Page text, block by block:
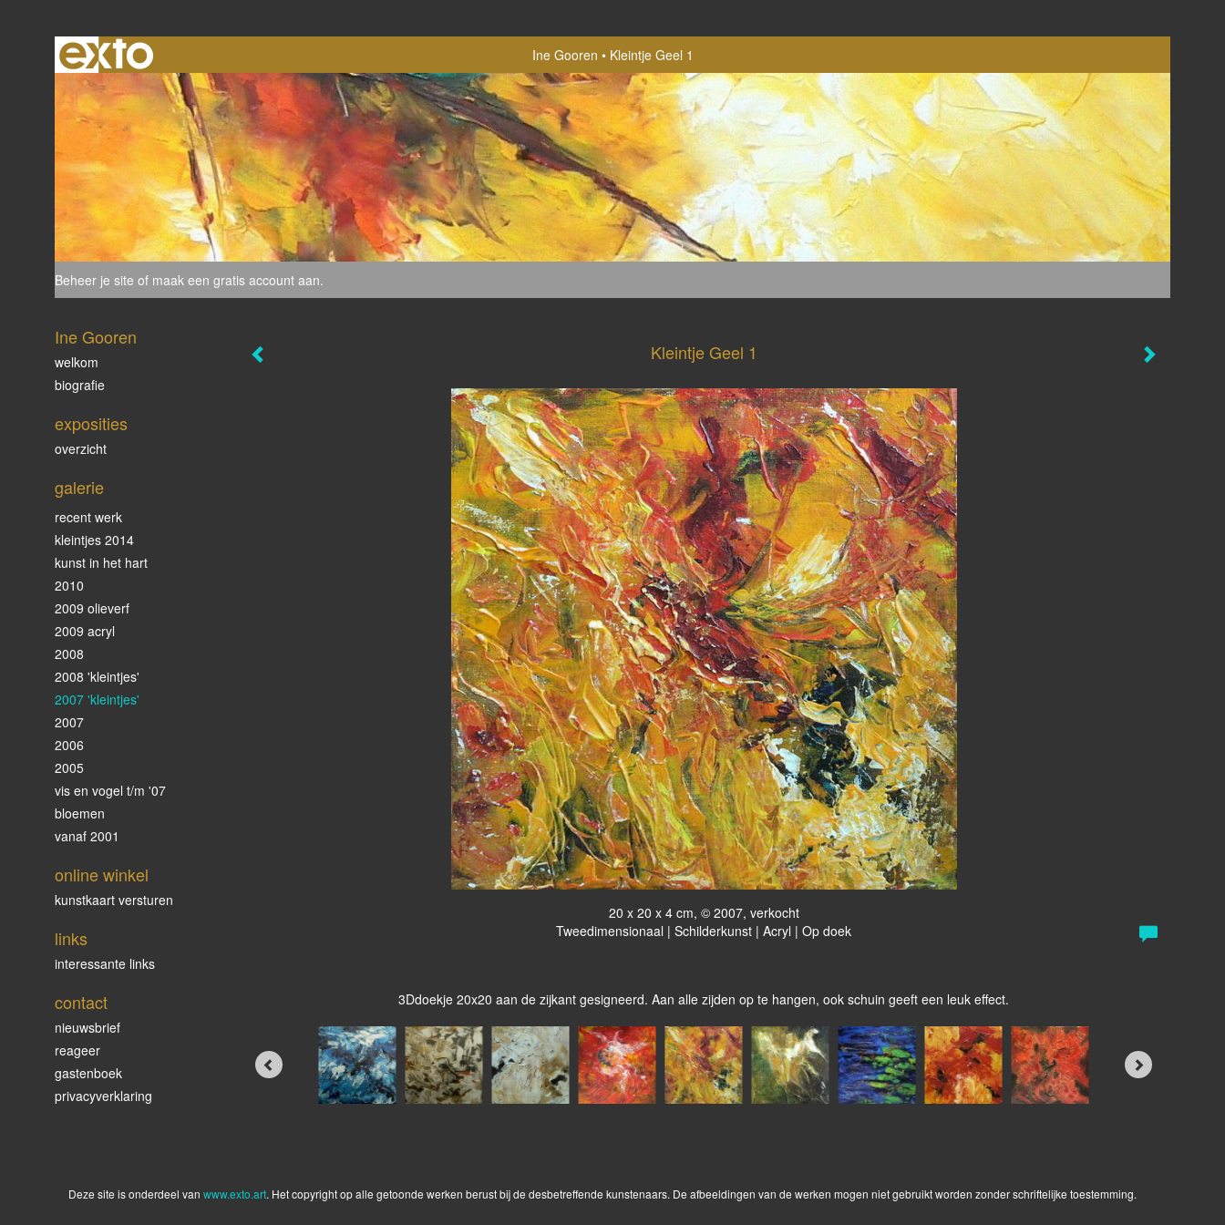
Ine Gooren Kleintje Geel 1
Beheer je site of maak een gratis account aan.
Kleintje Geel 1
20 x 20 x 4 cm, © 2007, verkocht
Tweedimensionaal | Schilderkunst | Acryl | Op doek
3Ddoekje 20x20 aan de zijkant gesigneerd. Aan alle zijden op te hangen, ook schuin geeft een leuk effect.
Ine Gooren
welkom
biografie
exposities
overzicht
galerie
recent werk
kleintjes 2014
kunst in het hart
2010
2009 olieverf
2009 acryl
2008
2008 'kleintjes'
2007 'kleintjes'
2007
2006
2005
vis en vogel t/m '07
bloemen
vanaf 2001
online winkel
kunstkaart versturen
links
interessante links
contact
nieuwsbrief
reageer
gastenboek
privacyverklaring
Deze site is onderdeel van www.exto.art. Het copyright op alle getoonde werken berust bij de desbetreffende kunstenaars. De afbeeldingen van de werken mogen niet gebruikt worden zonder schriftelijke toestemming.